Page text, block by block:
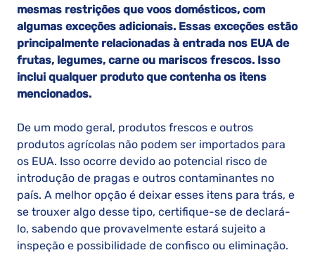
mesmas restrições que voos domésticos, com
algumas exceções adicionais. Essas exceções estão
principalmente relacionadas à entrada nos EUA de
frutas, legumes, carne ou mariscos frescos. Isso
inclui qualquer produto que contenha os itens
mencionados.
De um modo geral, produtos frescos e outros
produtos agrícolas não podem ser importados para
os EUA. Isso ocorre devido ao potencial risco de
introdução de pragas e outros contaminantes no
país. A melhor opção é deixar esses itens para trás, e
se trouxer algo desse tipo, certifique-se de declará-
lo, sabendo que provavelmente estará sujeito a
inspeção e possibilidade de confisco ou eliminação.